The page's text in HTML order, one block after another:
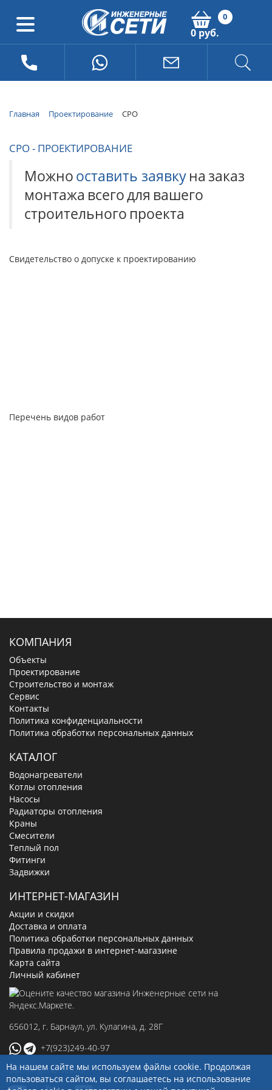
0
0 руб.
Главная Проектирование СРО
СРО - ПРОЕКТИРОВАНИЕ
Можнооставить заявкуназаказ
монтажа всегодля вашего
строительного проекта
Свидетельство о допуске к проектированию
Перечень видов работ
КОМПАНИЯ
Объекты
Проектирование
Строительство и монтаж
Сервис
Контакты
Политика конфиденциальности
Политика обработки персональных данных
КАТАЛОГ
Водонагреватели
Котлы отопления
Насосы
Радиаторы отопления
Краны
Смесители
Теплый пол
Фитинги
Задвижки
ИНТЕРНЕТ-МАГАЗИН
Акции и скидки
Доставка и оплата
Политика обработки персональных данных
Правила продажи в интернет-магазине
Карта сайта
Личный кабинет
656012, г. Барнаул, ул. Кулагина, д. 28Г
+7(923)249-40-97
sale@ingenerseti.ru
На нашем сайте мы используем файлы cookie. Продолжая
пользоваться сайтом, вы соглашаетесь на использование